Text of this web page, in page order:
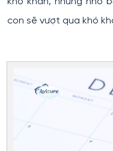
con sẽ vượt qua khó